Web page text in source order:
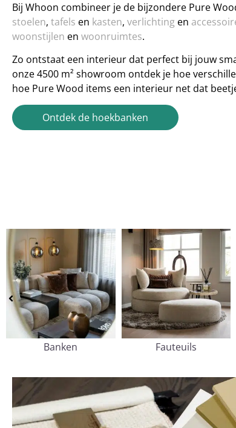
Bij Whoon combineer je de bijzondere Pure
stoelen, tafels en kasten, verlichting en
woonstijlen en woonruimtes.
Zo ontstaat een interieur dat perfect bij jouw
onze 4500 m² showroom ontdek je hoe
hoe Pure Wood items een interieur net dat
Ontdek de hoekbanken
Banken Fauteuils